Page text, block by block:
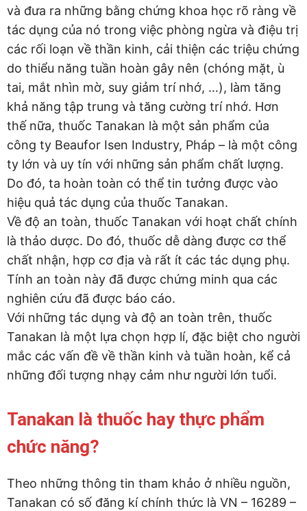
và đưa ra những bằng chứng khoa học rõ ràng về
tác dụng của nó trong việc phòng ngừa và điệu trị
các rối loạn về thần kinh, cải thiện các triệu chứng
do thiểu năng tuần hoàn gây nên (chóng mặt, ù
tai, mắt nhìn mờ, suy giảm trí nhớ, …), làm tăng
khả năng tập trung và tăng cường trí nhớ. Hơn
thế nữa, thuốc Tanakan là một sản phẩm của
công ty Beaufor Isen Industry, Pháp – là một công
ty lớn và uy tín với những sản phẩm chất lượng.
Do đó, ta hoàn toàn có thể tin tưởng được vào
hiệu quả tác dụng của thuốc Tanakan.
Về độ an toàn, thuốc Tanakan với hoạt chất chính
là thảo dược. Do đó, thuốc dễ dàng được cơ thể
chất nhận, hợp cơ địa và rất ít các tác dụng phụ.
Tính an toàn này đã được chứng minh qua các
nghiên cứu đã được báo cáo.
Với những tác dụng và độ an toàn trên, thuốc
Tanakan là một lựa chọn hợp lí, đặc biệt cho người
mắc các vấn đề về thần kinh và tuần hoàn, kể cả
những đối tượng nhạy cảm như người lớn tuổi.
Tanakan là thuốc hay thực phẩm
chức năng?
Theo những thông tin tham khảo ở nhiều nguồn,
Tanakan có số đăng kí chính thức là VN – 16289 –